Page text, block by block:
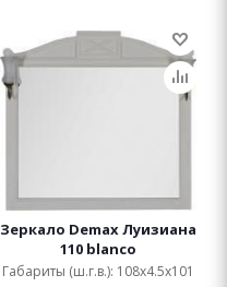
Зеркало Demax Луизиана
110 blanco
Габариты (ш.г.в.): 108x4.5x101